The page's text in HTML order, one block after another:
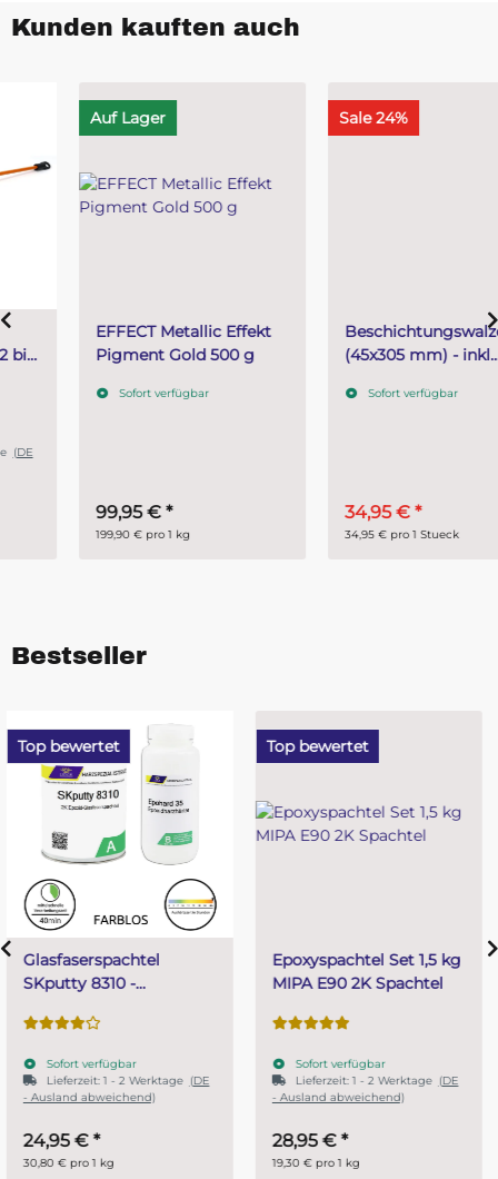
Kunden kauften auch
Auf Lager
EFFECT Metallic Effekt
Pigment Gold 500 g
Sofort verfügbar
99,95 €*
199,90 € pro 1 kg
Sale 24%
Beschichtungswalze
(45x305 mm) - inkl.
Sofort verfügbar
34,95 €*
34,95 € pro 1 Stueck
Bestseller
Top bewertet
Epoxyspachtel Set 1,5 kg
MIPA E90 2K Spachtel
Sofort verfügbar
Lieferzeit:1 - 2 Werktage(DE
- Ausland abweichend)
28,95 €
19,30 € pro 1 kg
Top bewertet
PUR (Resin) 4 Minuten
Gießharz SKresin 6804
Sofort verfügbar
ab 14,95 €
29,90 € pro 1 kg